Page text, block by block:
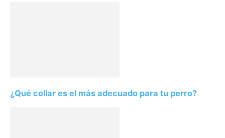
¿Qué collar es el más adecuado para tu perro?